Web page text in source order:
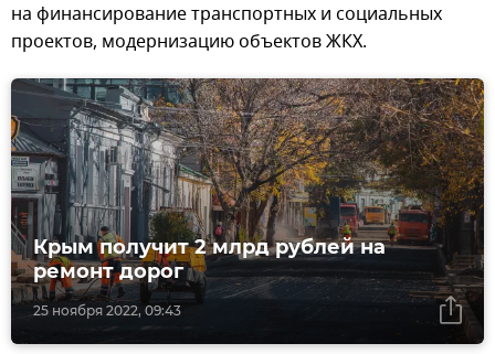
на финансирование транспортных и социальных
проектов, модернизацию объектов ЖКХ.
25 ноября 2022, 09:43
Крым получит 2 млрд рублей на
ремонт дорог